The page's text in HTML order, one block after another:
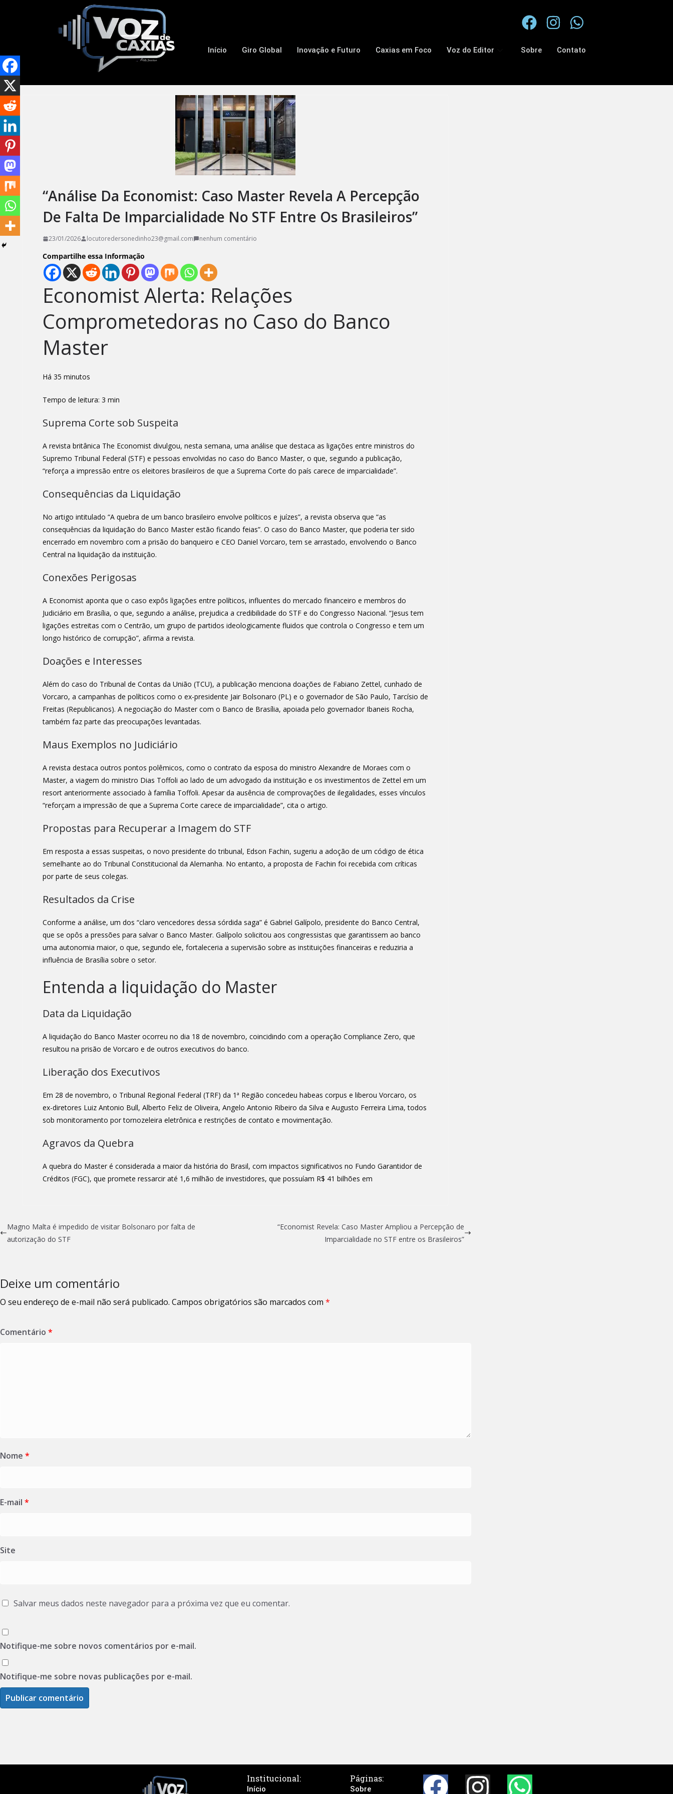
Início Giro Global Inovação e Futuro Caxias em Foco Voz do Editor Sobre Contato
“Análise Da Economist: Caso Master Revela A Percepção
De Falta De Imparcialidade No STF Entre Os Brasileiros”
23/01/2026 locutoredersonedinho23@gmail.com nenhum comentário
Compartilhe essa Informação
Economist Alerta: Relações
Comprometedoras no Caso do Banco
Master
Há 35 minutos
Tempo de leitura: 3 min
Suprema Corte sob Suspeita
A revista britânica The Economist divulgou, nesta semana, uma análise que destaca as ligações entre ministros do
Supremo Tribunal Federal (STF) e pessoas envolvidas no caso do Banco Master, o que, segundo a publicação,
“reforça a impressão entre os eleitores brasileiros de que a Suprema Corte do país carece de imparcialidade”.
Consequências da Liquidação
No artigo intitulado “A quebra de um banco brasileiro envolve políticos e juízes”, a revista observa que “as
consequências da liquidação do Banco Master estão ficando feias”. O caso do Banco Master, que poderia ter sido
encerrado em novembro com a prisão do banqueiro e CEO Daniel Vorcaro, tem se arrastado, envolvendo o Banco
Central na liquidação da instituição.
Conexões Perigosas
A Economist aponta que o caso expôs ligações entre políticos, influentes do mercado financeiro e membros do
Judiciário em Brasília, o que, segundo a análise, prejudica a credibilidade do STF e do Congresso Nacional. “Jesus tem
ligações estreitas com o Centrão, um grupo de partidos ideologicamente fluidos que controla o Congresso e tem um
longo histórico de corrupção”, afirma a revista.
Doações e Interesses
Além do caso do Tribunal de Contas da União (TCU), a publicação menciona doações de Fabiano Zettel, cunhado de
Vorcaro, a campanhas de políticos como o ex-presidente Jair Bolsonaro (PL) e o governador de São Paulo, Tarcísio de
Freitas (Republicanos). A negociação do Master com o Banco de Brasília, apoiada pelo governador Ibaneis Rocha,
também faz parte das preocupações levantadas.
Maus Exemplos no Judiciário
A revista destaca outros pontos polêmicos, como o contrato da esposa do ministro Alexandre de Moraes com o
Master, a viagem do ministro Dias Toffoli ao lado de um advogado da instituição e os investimentos de Zettel em um
resort anteriormente associado à família Toffoli. Apesar da ausência de comprovações de ilegalidades, esses vínculos
“reforçam a impressão de que a Suprema Corte carece de imparcialidade”, cita o artigo.
Propostas para Recuperar a Imagem do STF
Em resposta a essas suspeitas, o novo presidente do tribunal, Edson Fachin, sugeriu a adoção de um código de ética
semelhante ao do Tribunal Constitucional da Alemanha. No entanto, a proposta de Fachin foi recebida com críticas
por parte de seus colegas.
Resultados da Crise
Conforme a análise, um dos “claro vencedores dessa sórdida saga” é Gabriel Galípolo, presidente do Banco Central,
que se opôs a pressões para salvar o Banco Master. Galípolo solicitou aos congressistas que garantissem ao banco
uma autonomia maior, o que, segundo ele, fortaleceria a supervisão sobre as instituições financeiras e reduziria a
influência de Brasília sobre o setor.
Entenda a liquidação do Master
Data da Liquidação
A liquidação do Banco Master ocorreu no dia 18 de novembro, coincidindo com a operação Compliance Zero, que
resultou na prisão de Vorcaro e de outros executivos do banco.
Liberação dos Executivos
Em 28 de novembro, o Tribunal Regional Federal (TRF) da 1ª Região concedeu habeas corpus e liberou Vorcaro, os
ex-diretores Luiz Antonio Bull, Alberto Feliz de Oliveira, Angelo Antonio Ribeiro da Silva e Augusto Ferreira Lima, todos
sob monitoramento por tornozeleira eletrônica e restrições de contato e movimentação.
Agravos da Quebra
A quebra do Master é considerada a maior da história do Brasil, com impactos significativos no Fundo Garantidor de
Créditos (FGC), que promete ressarcir até 1,6 milhão de investidores, que possuíam R$ 41 bilhões em
Magno Malta é impedido de visitar Bolsonaro por falta de
autorização do STF
“Economist Revela: Caso Master Ampliou a Percepção de
Imparcialidade no STF entre os Brasileiros”
Deixe um comentário
O seu endereço de e-mail não será publicado. Campos obrigatórios são marcados com *
Comentário *
Nome *
E-mail *
Site
Salvar meus dados neste navegador para a próxima vez que eu comentar.
Notifique-me sobre novos comentários por e-mail.
Notifique-me sobre novas publicações por e-mail.
Institucional:
Início
Páginas:
Sobre